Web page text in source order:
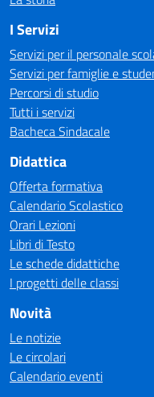
I Servizi
Servizi per il personale
Servizi per famiglie e
Percorsi di studio
Tutti i servizi
Bacheca Sindacale
Didattica
Offerta formativa
Calendario Scolastico
Orari Lezioni
Libri di Testo
Le schede didattiche
I progetti delle classi
Novità
Le notizie
Le circolari
Calendario eventi